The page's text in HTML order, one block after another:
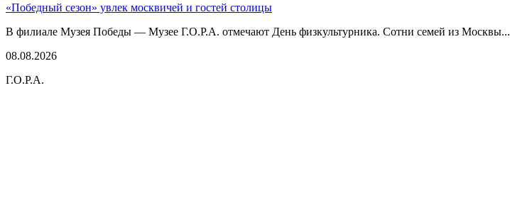
«Победный сезон» увлек москвичей и гостей столицы
В филиале Музея Победы — Музее Г.О.Р.А. отмечают День физкультурника. Сотни семей из Москвы...
08.08.2026
Г.О.Р.А.